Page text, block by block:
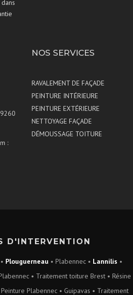
:
NOS SERVICES
RAVALEMENT DE FAÇADE
PEINTURE INTÉRIEURE
PEINTURE EXTÉRIEURE
NETTOYAGE FAÇADE
DÉMOUSSAGE TOITURE
D'INTERVENTION
• Plouguerneau • Plabennec • Lannilis •
• Traitement toiture Brest • Résine
Peinture Plabennec • Guipavas • Traitement